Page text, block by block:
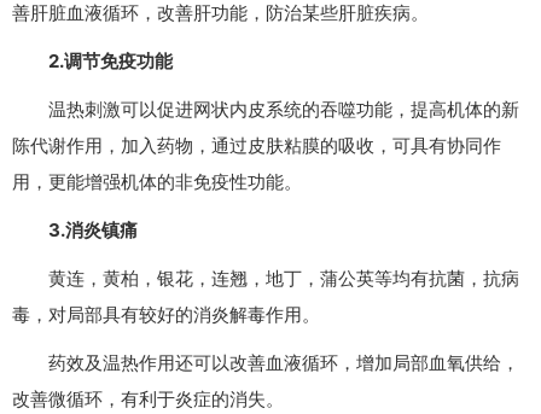
善肝脏血液循环，改善肝功能，防治某些肝脏疾病。
2.调节免疫功能
温热刺激可以促进网状内皮系统的吞噬功能，提高机体的新
陈代谢作用，加入药物，通过皮肤粘膜的吸收，可具有协同作
用，更能增强机体的非免疫性功能。
3.消炎镇痛
黄连，黄柏，银花，连翘，地丁，蒲公英等均有抗菌，抗病
毒，对局部具有较好的消炎解毒作用。
药效及温热作用还可以改善血液循环，增加局部血氧供给，
改善微循环，有利于炎症的消失。